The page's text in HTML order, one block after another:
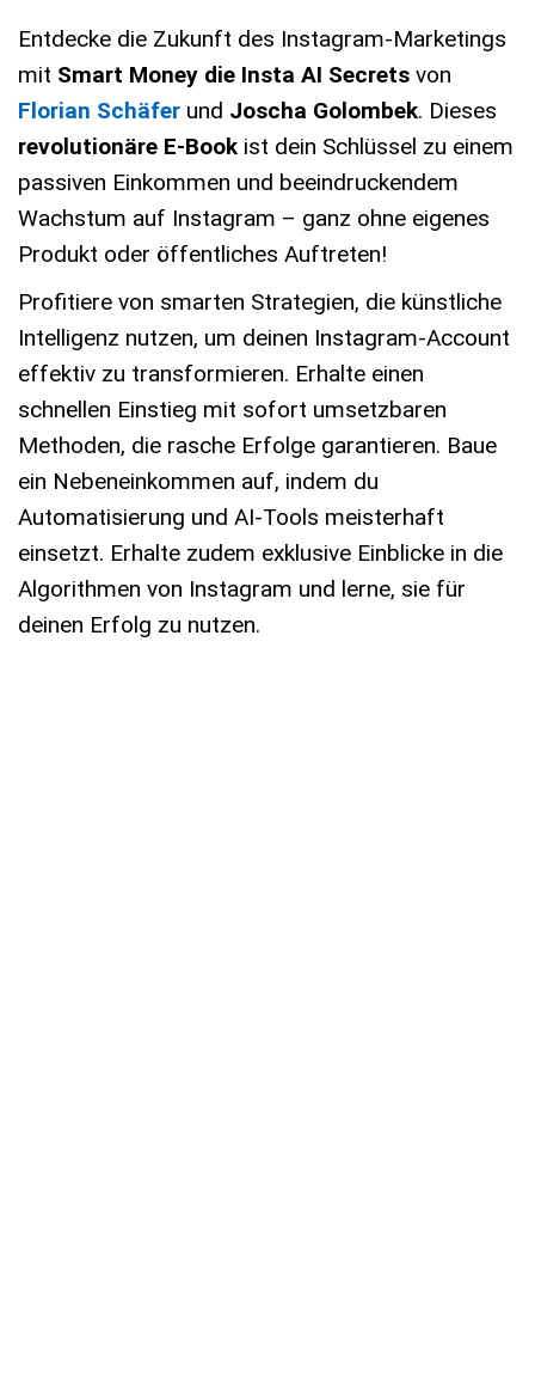
Entdecke die Zukunft des Instagram-Marketings
mit Smart Money die Insta AI Secrets von
Florian Schäfer und Joscha Golombek. Dieses
revolutionäre E-Book ist dein Schlüssel zu einem
passiven Einkommen und beeindruckendem
Wachstum auf Instagram – ganz ohne eigenes
Produkt oder öffentliches Auftreten!
Profitiere von smarten Strategien, die künstliche
Intelligenz nutzen, um deinen Instagram-Account
effektiv zu transformieren. Erhalte einen
schnellen Einstieg mit sofort umsetzbaren
Methoden, die rasche Erfolge garantieren. Baue
ein Nebeneinkommen auf, indem du
Automatisierung und AI-Tools meisterhaft
einsetzt. Erhalte zudem exklusive Einblicke in die
Algorithmen von Instagram und lerne, sie für
deinen Erfolg zu nutzen.